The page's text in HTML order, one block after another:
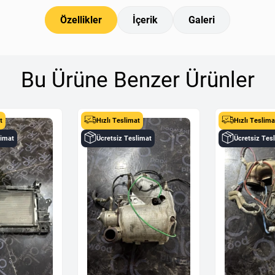
Özellikler İçerik Galeri
Bu Ürüne Benzer Ürünler
Hızlı Teslimat
Ücretsiz Teslimat
Hızlı
Ücretsiz